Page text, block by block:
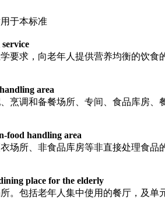
于本标准
要求，向老年人提供营养均衡的饮食
area
烹调和备餐场所、专间、食品库房、
food handling area
场所、非食品库房等非直接处理食品
place for the elderly
。包括老年人集中使用的餐厅，及单